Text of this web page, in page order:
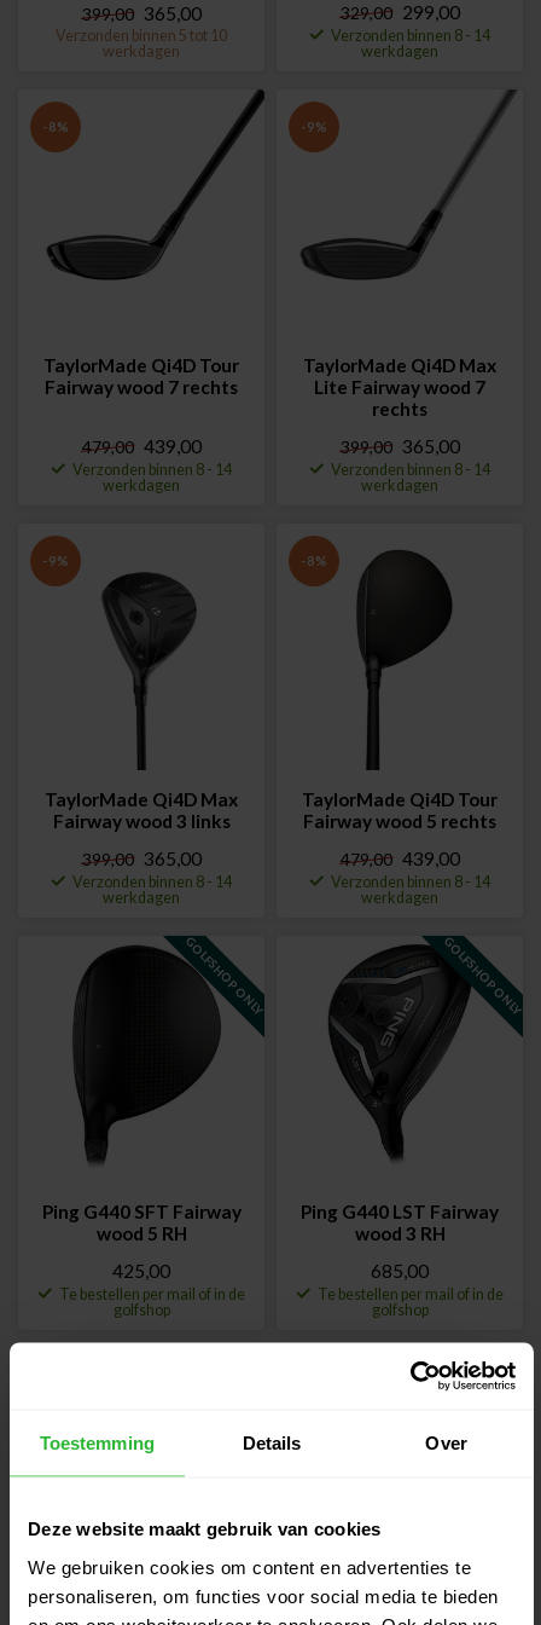
Toestemming Details Over
Deze website maakt gebruik van cookies
We gebruiken cookies om content en advertenties te
personaliseren, om functies voor social media te bieden
399,00 365,00
Verzonden binnen 5 tot 10
werkdagen
329,00 299,00
Verzonden binnen 8 - 14
werkdagen
-8%
TaylorMade Qi4D Tour
Fairway wood 7 rechts
479,00 439,00
Verzonden binnen 8 - 14
werkdagen
-9%
TaylorMade Qi4D Max
Lite Fairway wood 7
rechts
399,00 365,00
Verzonden binnen 8 - 14
werkdagen
-9%
TaylorMade Qi4D Max
Fairway wood 3 links
399,00 365,00
Verzonden binnen 8 - 14
werkdagen
-8%
TaylorMade Qi4D Tour
Fairway wood 5 rechts
479,00 439,00
Verzonden binnen 8 - 14
werkdagen
GOLFSHOP ONLY
Ping G440 SFT Fairway
wood 5 RH
425,00
Te bestellen per mail of in de
golfshop
GOLFSHOP ONLY
Ping G440 LST Fairway
wood 3 RH
685,00
Te bestellen per mail of in de
golfshop